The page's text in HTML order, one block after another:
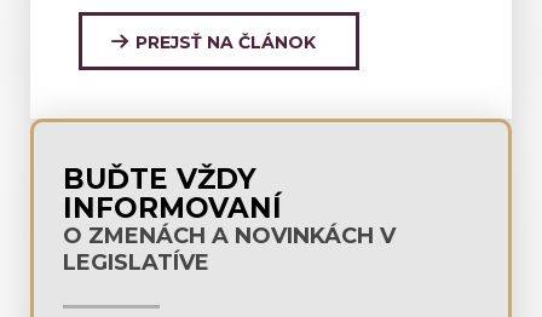
PREJSŤ NA ČLÁNOK
BUĎTE VŽDY
INFORMOVANÍ
O ZMENÁCH A NOVINKÁCH V
LEGISLATÍVE